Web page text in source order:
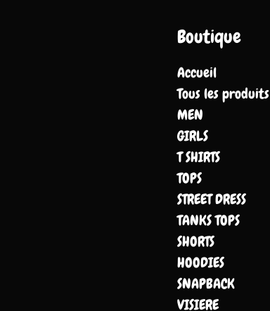
Boutique
Accueil
Tous les produits
MEN
GIRLS
T SHIRTS
TOPS
STREET DRESS
TANKS TOPS
SHORTS
HOODIES
SNAPBACK
VISIERE